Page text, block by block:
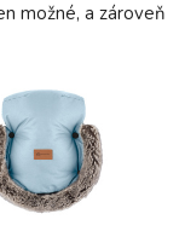
možné, a zároveň
adaptérem, ale
přenosnou
s alkalickými
typu AA.
mateřského
s řadou